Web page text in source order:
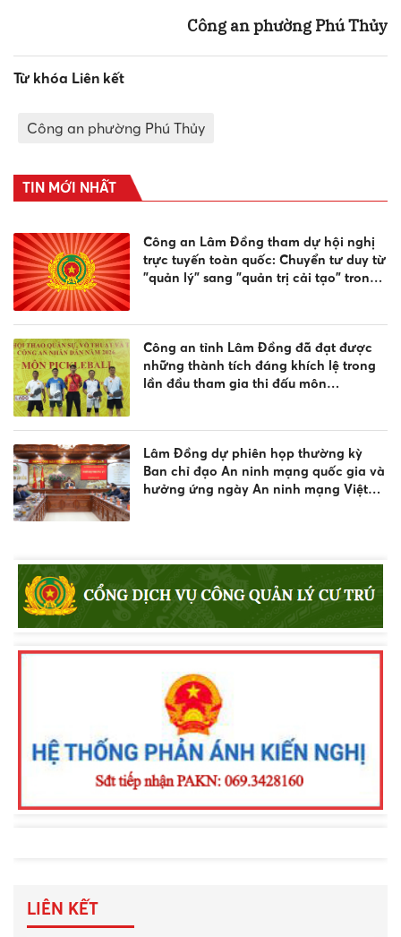
Công an phường Phú Thủy
Từ khóa Liên kết
Công an phường Phú Thủy
TIN MỚI NHẤT
Công an Lâm Đồng tham dự hội nghị
trực tuyến toàn quốc: Chuyển tư duy từ
"quản lý" sang "quản trị cải tạo" trong
Công an tỉnh Lâm Đồng đã đạt được
những thành tích đáng khích lệ trong
lần đầu tham gia thi đấu môn
Lâm Đồng dự phiên họp thường kỳ
Ban chỉ đạo An ninh mạng quốc gia và
hưởng ứng ngày An ninh mạng Việt
bắn súng đêm phối hợp tại Vòng
toàn đoàn tại Vòng chung kết Hội thao
quân sự, võ thuật và thể thao CAND
năm 2026
LIÊN KẾT